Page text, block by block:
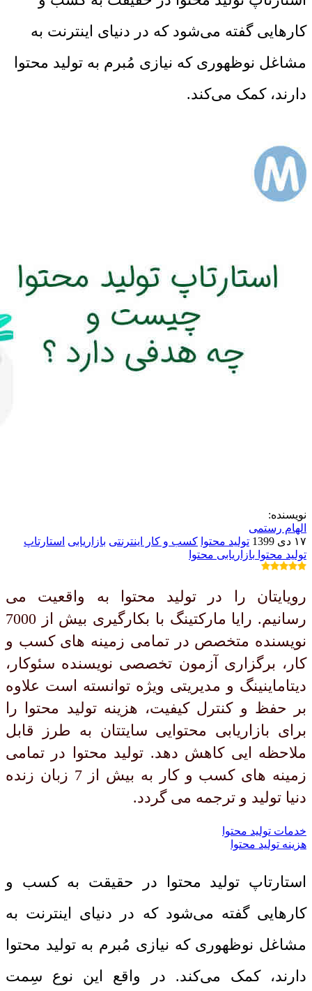
کارهایی گفته می‌شود که در دنیای اینترنت به
مشاغل نوظهوری که نیازی مُبرم به تولید محتوا
دارند، کمک می‌کند.
نویسنده:
الهام رستمی
۱۷ دی 1399
تولید محتوا کسب و کار اینترنتی بازاریابی استارتاپ
تولید محتوا بازاریابی محتوا
رویایتان را در تولید محتوا به واقعیت می
رسانیم. رایا مارکتینگ با بکارگیری بیش از 7000
نویسنده متخصص در تمامی زمینه های کسب و
کار، برگزاری آزمون تخصصی نویسنده سئوکار،
دیتاماینینگ و مدیریتی ویژه توانسته است علاوه
بر حفظ و کنترل کیفیت، هزینه تولید محتوا را
برای بازاریابی محتوایی سایتتان به طرز قابل
ملاحظه ایی کاهش دهد. تولید محتوا در تمامی
زمینه های کسب و کار به بیش از 7 زبان زنده
دنیا تولید و ترجمه می گردد.
خدمات تولید محتوا
هزینه تولید محتوا
استارتاپ تولید محتوا در حقیقت به کسب و
کارهایی گفته می‌شود که در دنیای اینترنت به
مشاغل نوظهوری که نیازی مُبرم به تولید محتوا
دارند، کمک می‌کند. در واقع این نوع سِمت